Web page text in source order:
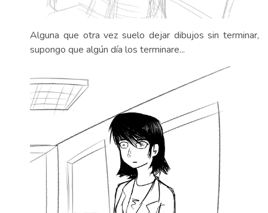
Alguna que otra vez suelo dejar dibujos sin terminar,
supongo que algún día los terminare...